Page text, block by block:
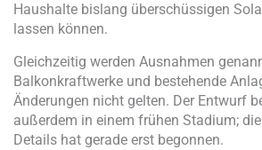
Haushalte bislang überschüssigen
lassen können.
Gleichzeitig werden Ausnahmen
Balkonkraftwerke und bestehende
Änderungen nicht gelten. Der Entwurf
außerdem in einem frühen Stadium;
Details hat gerade erst begonnen.